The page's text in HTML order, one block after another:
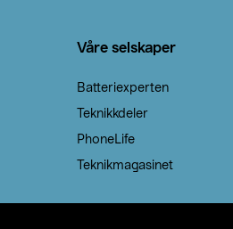
Våre selskaper
Batteriexperten
Teknikkdeler
PhoneLife
Teknikmagasinet